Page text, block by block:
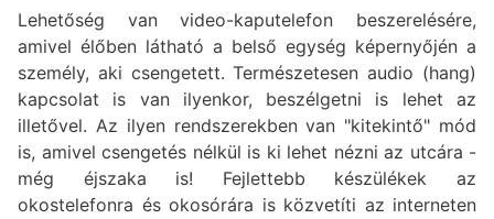
Lehetőség van video-kaputelefon beszerelésére,
amivel élőben látható a belső egység képernyőjén a
személy, aki csengetett. Természetesen audio (hang)
kapcsolat is van ilyenkor, beszélgetni is lehet az
illetővel. Az ilyen rendszerekben van "kitekintő" mód
is, amivel csengetés nélkül is ki lehet nézni az utcára -
még éjszaka is! Fejlettebb készülékek az
okostelefonra és okosórára is közvetíti az interneten